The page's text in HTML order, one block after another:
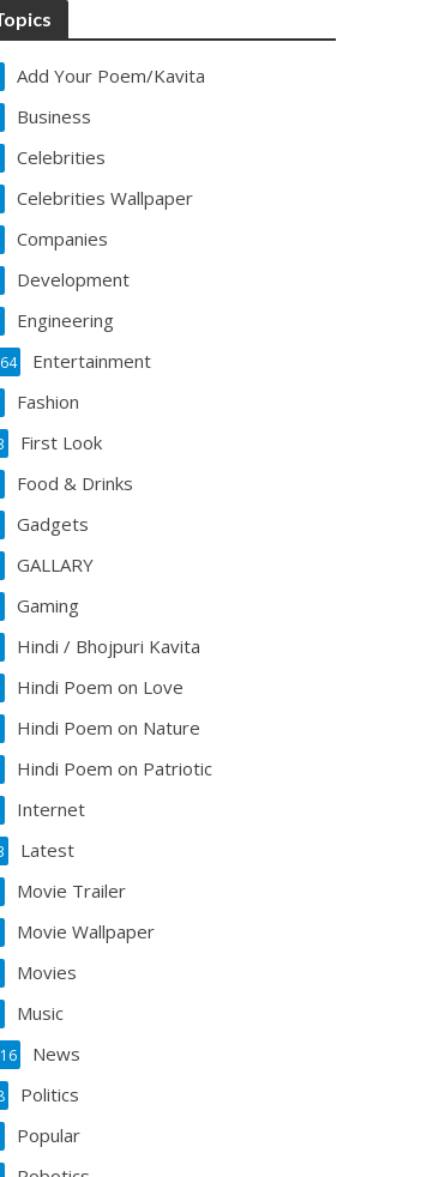
Add Your Poem/Kavita
Business
Celebrities
Celebrities Wallpaper
Companies
Development
Engineering
Entertainment
Fashion
First Look
Food & Drinks
Gadgets
GALLARY
Gaming
Hindi / Bhojpuri Kavita
Hindi Poem on Love
Hindi Poem on Nature
Hindi Poem on Patriotic
Internet
Latest
Movie Trailer
Movie Wallpaper
Movies
Music
News
Politics
Popular